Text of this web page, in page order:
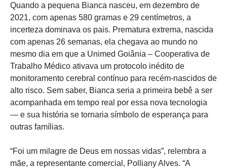
Quando a pequena Bianca nasceu, em dezembro de
2021, com apenas 580 gramas e 29 centímetros, a
incerteza dominava os pais. Prematura extrema, nascida
com apenas 26 semanas, ela chegava ao mundo no
mesmo dia em que a Unimed Goiânia – Cooperativa de
Trabalho Médico ativava um protocolo inédito de
monitoramento cerebral contínuo para recém-nascidos de
alto risco. Sem saber, Bianca seria a primeira bebê a ser
acompanhada em tempo real por essa nova tecnologia
— e sua história se tornaria símbolo de esperança para
outras famílias.
“Foi um milagre de Deus em nossas vidas”, relembra a
mãe, a representante comercial, Polliany Alves. “A